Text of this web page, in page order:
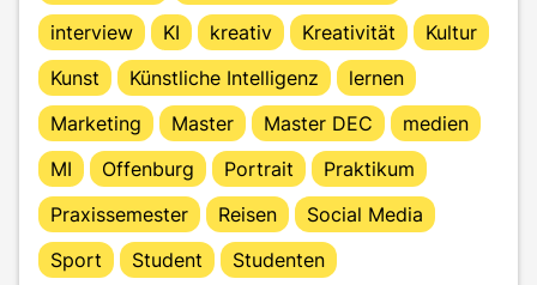
interview
KI kreativ Kreativität
Kultur
Kunst
Künstliche Intelligenz
lernen
Marketing
Master Master DEC
medien
MI
Offenburg Portrait
Praktikum
Praxissemester
Reisen
Social Media
Sport
Student
Studenten